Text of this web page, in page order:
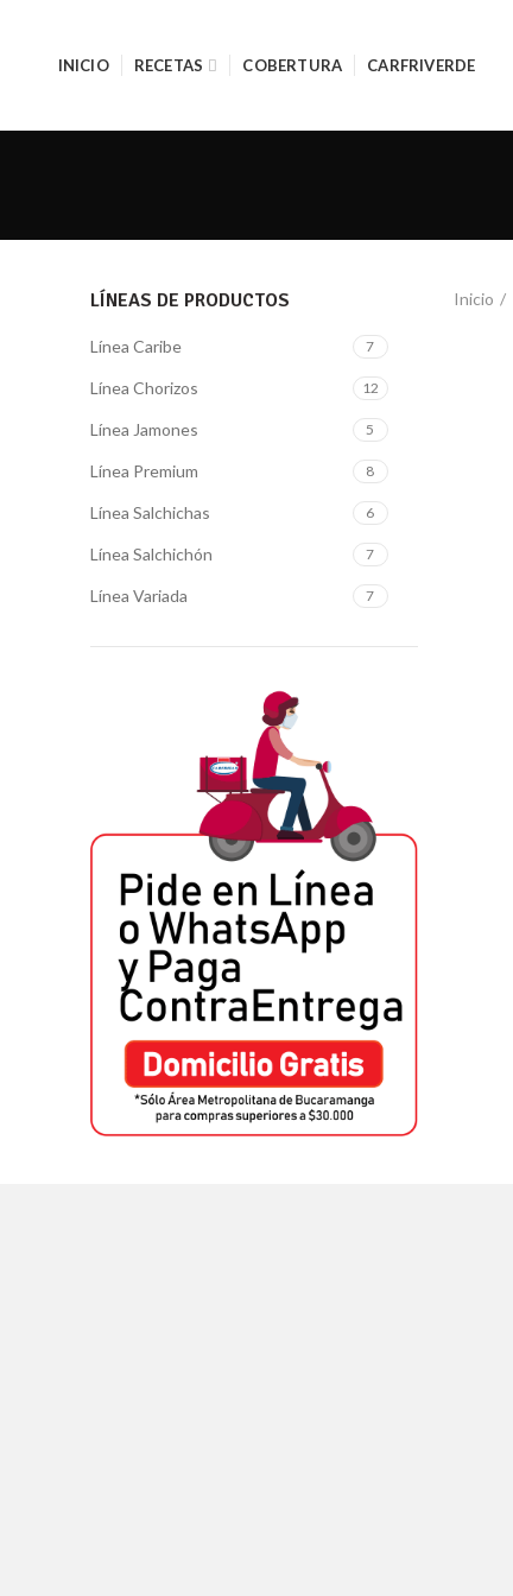
INICIO RECETAS COBERTURA CARFRIVERDE
LÍNEAS DE PRODUCTOS
Línea Caribe 7
Línea Chorizos 12
Línea Jamones 5
Línea Premium 8
Línea Salchichas 6
Línea Salchichón 7
Línea Variada 7
Inicio